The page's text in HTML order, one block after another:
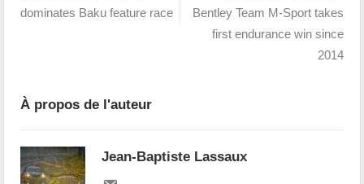
dominates Baku feature race
Bentley Team M-Sport takes
first endurance win since
2014
À propos de l'auteur
Jean-Baptiste Lassaux